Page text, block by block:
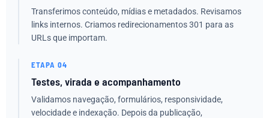
Transferimos conteúdo, mídias e metadados. Revisamos
links internos. Criamos redirecionamentos 301 para as
URLs que importam.
ETAPA 04
Testes, virada e acompanhamento
Validamos navegação, formulários, responsividade,
velocidade e indexação. Depois da publicação,